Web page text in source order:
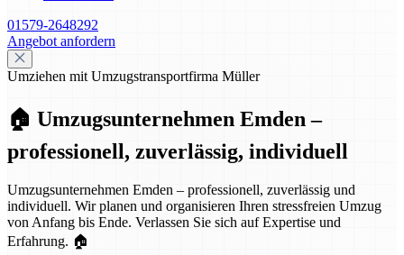
01579-2648292
Angebot anfordern
Umziehen mit Umzugstransportfirma Müller
🏠 Umzugsunternehmen Emden –
professionell, zuverlässig, individuell
Umzugsunternehmen Emden – professionell, zuverlässig und
individuell. Wir planen und organisieren Ihren stressfreien Umzug
von Anfang bis Ende. Verlassen Sie sich auf Expertise und
Erfahrung. 🏠